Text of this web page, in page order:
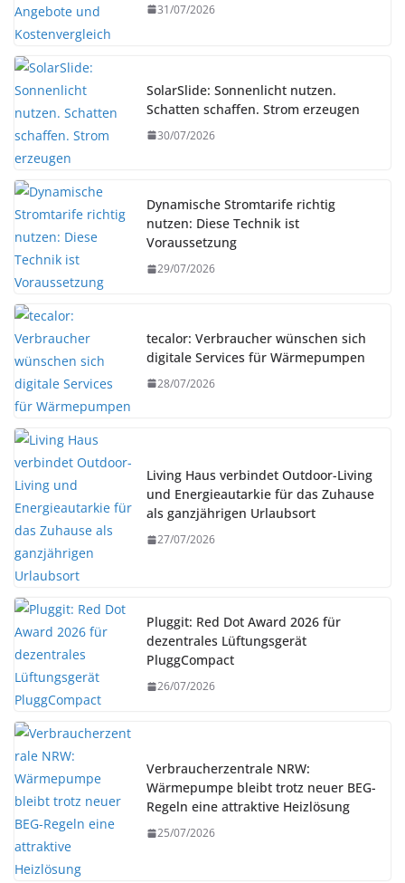
31/07/2026
SolarSlide: Sonnenlicht nutzen.
Schatten schaffen. Strom erzeugen
30/07/2026
Dynamische Stromtarife richtig
nutzen: Diese Technik ist
Voraussetzung
29/07/2026
tecalor: Verbraucher wünschen sich
digitale Services für Wärmepumpen
28/07/2026
Living Haus verbindet Outdoor-Living
und Energieautarkie für das Zuhause
als ganzjährigen Urlaubsort
27/07/2026
Pluggit: Red Dot Award 2026 für
dezentrales Lüftungsgerät
PluggCompact
26/07/2026
Verbraucherzentrale NRW:
Wärmepumpe bleibt trotz neuer BEG-
Regeln eine attraktive Heizlösung
25/07/2026